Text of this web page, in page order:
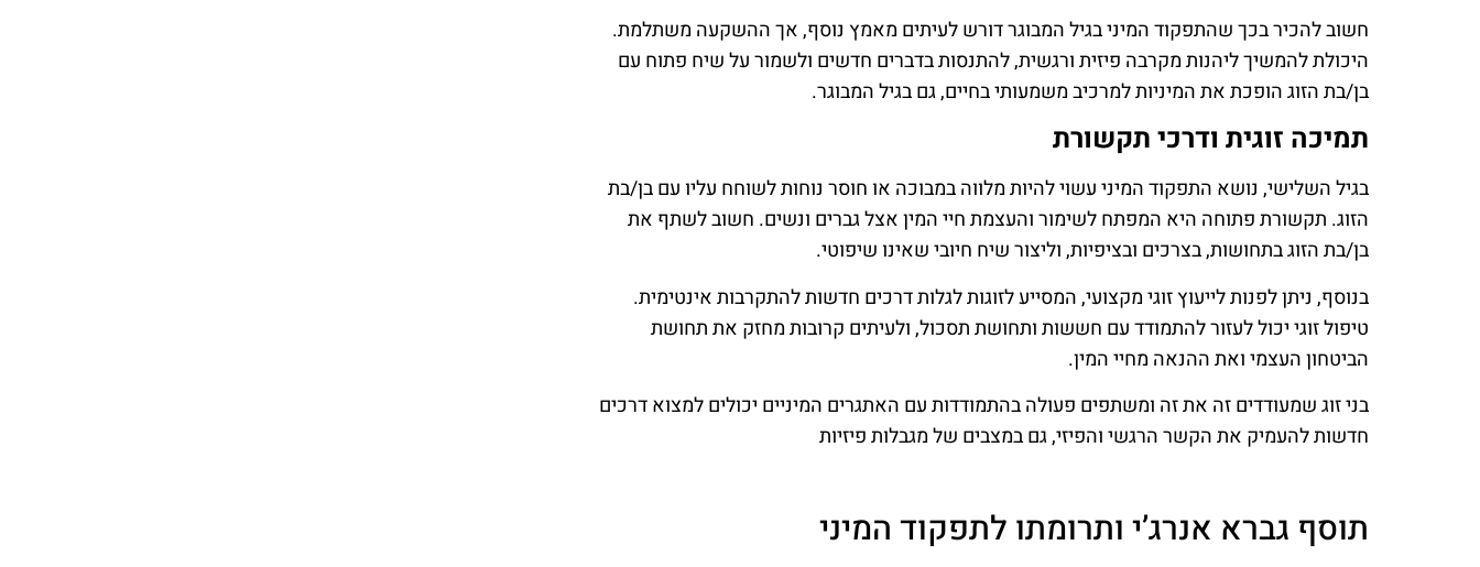
חשוב להכיר בכך שהתפקוד המיני בגיל המבוגר דורש לעיתים מאמץ נוסף, אך ההשקעה משתלמת.
היכולת להמשיך ליהנות מקרבה פיזית ורגשית, להתנסות בדברים חדשים ולשמור על שיח פתוח עם
בן/בת הזוג הופכת את המיניות למרכיב משמעותי בחיים, גם בגיל המבוגר.
תמיכה זוגית ודרכי תקשורת
בגיל השלישי, נושא התפקוד המיני עשוי להיות מלווה במבוכה או חוסר נוחות לשוחח עליו עם בן/בת
הזוג. תקשורת פתוחה היא המפתח לשימור והעצמת חיי המין אצל גברים ונשים. חשוב לשתף את
בן/בת הזוג בתחושות, בצרכים ובציפיות, וליצור שיח חיובי שאינו שיפוטי.
בנוסף, ניתן לפנות לייעוץ זוגי מקצועי, המסייע לזוגות לגלות דרכים חדשות להתקרבות אינטימית.
טיפול זוגי יכול לעזור להתמודד עם חששות ותחושת תסכול, ולעיתים קרובות מחזק את תחושת
הביטחון העצמי ואת ההנאה מחיי המין.
בני זוג שמעודדים זה את זה ומשתפים פעולה בהתמודדות עם האתגרים המיניים יכולים למצוא דרכים
חדשות להעמיק את הקשר הרגשי והפיזי, גם במצבים של מגבלות פיזיות
תוסף גברא אנרג’י ותרומתו לתפקוד המיני